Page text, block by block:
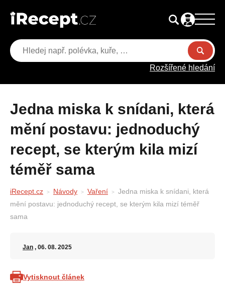
Rozšířené hledání
Jedna miska k snídani, která
mění postavu: jednoduchý
recept, se kterým kila mizí
téměř sama
iRecept.cz Návody Vaření
Jedna miska k snídani, která
mění postavu: jednoduchý recept, se kterým kila mizí téměř
sama
Jan , 06. 08. 2025
Vytisknout článek